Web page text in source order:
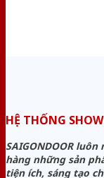
HỆ THỐNG
SAIGONDOOR
hàng những sản
tiện ích, sáng tạo